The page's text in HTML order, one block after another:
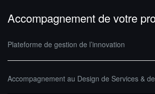
Accompagnement de votre
Plateforme de gestion de l’innovation
Accompagnement au Design de Services &